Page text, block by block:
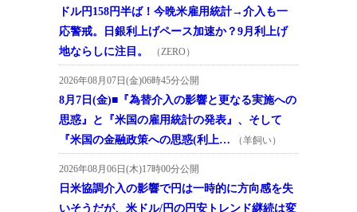
ドル円158円半ば！今晩米雇用統計→介入も一
応警戒。日銀利上げペース加速か？9月利上げ
地ならしに注目。
（ZERO）
2026年08月07日(金)06時45分公開
8月7日(金)■『為替介入の影響と更なる実施への
思惑』と『米国の雇用統計の発表』、そして
『米国の金融政策への思惑(利上…
（羊飼い）
2026年08月06日(木)17時00分公開
日米協調介入の影響で円は一時的に方向感を失
いそうだが、米ドル/円の円安トレンド継続は変